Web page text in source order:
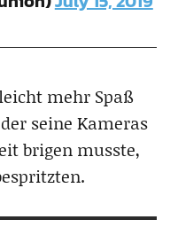
mehr Spaß
seine Kameras
brigen musste,